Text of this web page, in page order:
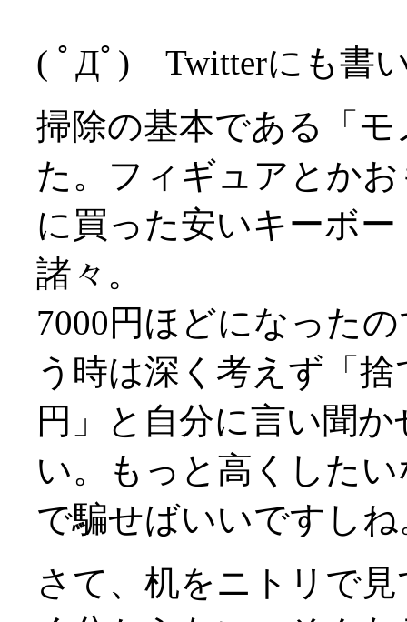
( ﾟДﾟ) Twitterにも書
掃除の基本である「
た。フィギュアとか
に買った安いキーボ
諸々。
7000円ほどになった
う時は深く考えず「
円」と自分に言い聞
い。もっと高くした
で騙せばいいですしね
さて、机をニトリで